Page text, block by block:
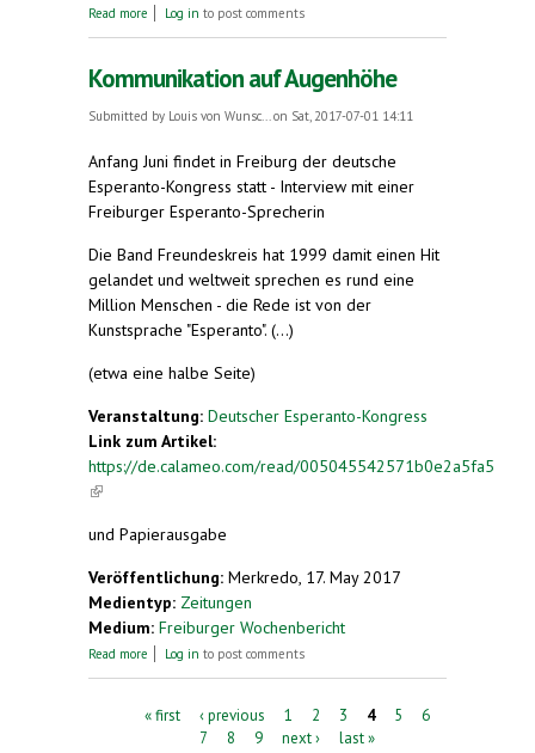
Read more about Treffen in der Mitte
Log in to post comments
Kommunikation auf Augenhöhe
Submitted by Louis von Wunsc...on Sat, 2017-07-01 14:11
Anfang Juni findet in Freiburg der deutsche
Esperanto-Kongress statt - Interview mit einer
Freiburger Esperanto-Sprecherin
Die Band Freundeskreis hat 1999 damit einen Hit
gelandet und weltweit sprechen es rund eine
Million Menschen - die Rede ist von der
Kunstsprache "Esperanto". (...)
(etwa eine halbe Seite)
Veranstaltung: Deutscher Esperanto-Kongress
Link zum Artikel:
https://de.calameo.com/read/005045542571b0e2a5fa5
(link is external)
und Papierausgabe
Veröffentlichung: Merkredo, 17. May 2017
Medientyp: Zeitungen
Medium: Freiburger Wochenbericht
Read more about Kommunikation auf Augenhöhe
Log in to post comments
Pages« first ‹ previous 1 2 3 4 5
6
7
8 9 next › last »